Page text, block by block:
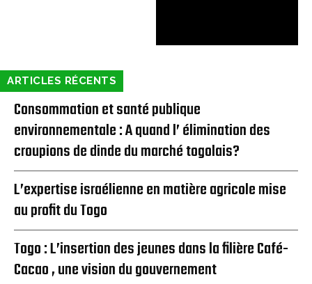
ARTICLES RÉCENTS
Consommation et santé publique
environnementale : A quand l’ élimination des
croupions de dinde du marché togolais?
L’expertise israélienne en matière agricole mise
au profit du Togo
Togo : L’insertion des jeunes dans la filière Café-
Cacao , une vision du gouvernement